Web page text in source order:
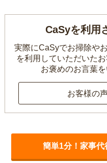
CaSyを利用
実際にCaSyでお掃除や
を利用していただいたお
お褒めのお言葉
お客様の
簡単1分！家事代